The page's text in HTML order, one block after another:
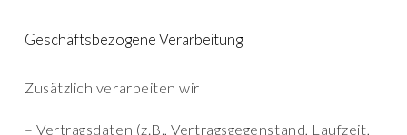
Geschäftsbezogene Verarbeitung
Zusätzlich verarbeiten wir
– Vertragsdaten (z.B., Vertragsgegenstand, Laufzeit,